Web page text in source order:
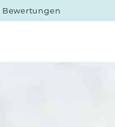
Bewertungen